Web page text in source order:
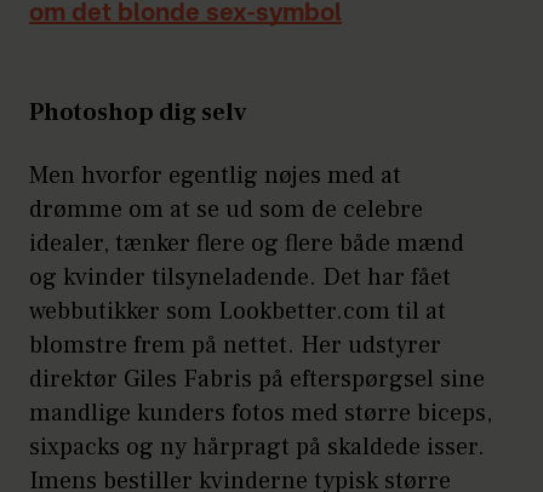
om det blonde sex-symbol
Photoshop dig selv
Men hvorfor egentlig nøjes med at
drømme om at se ud som de celebre
idealer, tænker flere og flere både mænd
og kvinder tilsyneladende. Det har fået
webbutikker som Lookbetter.com til at
blomstre frem på nettet. Her udstyrer
direktør Giles Fabris på efterspørgsel sine
mandlige kunders fotos med større biceps,
sixpacks og ny hårpragt på skaldede isser.
Imens bestiller kvinderne typisk større